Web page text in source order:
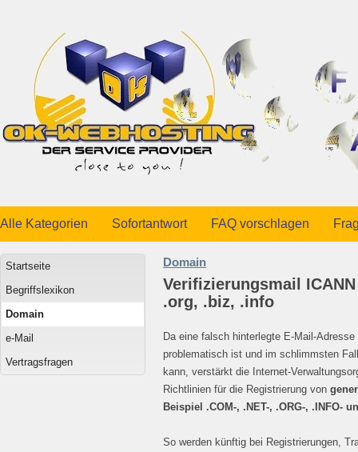
Alle Kategorien Sofortantwort FAQ vorschlagen
Startseite
Begriffslexikon
Domain
e-Mail
Vertragsfragen
Domain
Verifizierungsmail
.org, .biz, .info
Da eine falsch hinterlegte E-Mail-
problematisch ist und im schlimmsten
kann, verstärkt die Internet-
Richtlinien für die Registrierung von
Beispiel .COM-, .NET-, .ORG-, .INFO-
So werden künftig bei Registrierungen,